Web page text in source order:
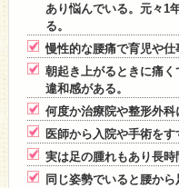
あり悩んでいる。元々1
る。
慢性的な腰痛で育児や仕
朝起き上がるときに痛
違和感がある。
何度か治療院や整形外科
医師から入院や手術をす
実は足の腫れもあり長時
同じ姿勢でいると腰から